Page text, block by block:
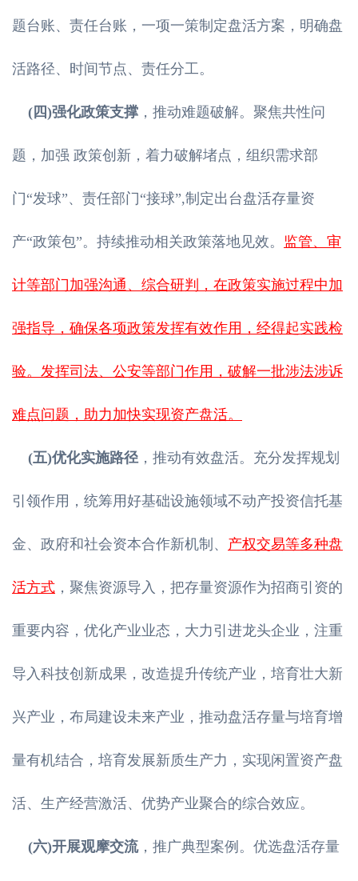
题台账、责任台账，一项一策制定盘活方案，明确盘
活路径、时间节点、责任分工。
(四)强化政策支撑 ，推动难题破解。聚焦共性问
题，加强 政策创新，着力破解堵点，组织需求部
门“发球”、责任部门“接球”,制定出台盘活存量资
产“政策包”。持续推动相关政策落地见效。 监管、审
计等部门加强沟通、综合研判，在政策实施过程中加
强指导，确保各项政策发挥有效作用，经得起实践检
验。发挥司法、公安等部门作用，破解一批涉法涉诉
难点问题，助力加快实现资产盘活。
(五)优化实施路径，推动有效盘活。充分发挥规划
引领作用，统筹用好基础设施领域不动产投资信托基
金、政府和社会资本合作新机制、 产权交易等多种盘
活方式 ，聚焦资源导入，把存量资源作为招商引资的
重要内容，优化产业业态，大力引进龙头企业，注重
导入科技创新成果，改造提升传统产业，培育壮大新
兴产业，布局建设未来产业，推动盘活存量与培育增
量有机结合，培育发展新质生产力，实现闲置资产盘
活、生产经营激活、优势产业聚合的综合效应。
(六)开展观摩交流，推广典型案例。优选盘活存量